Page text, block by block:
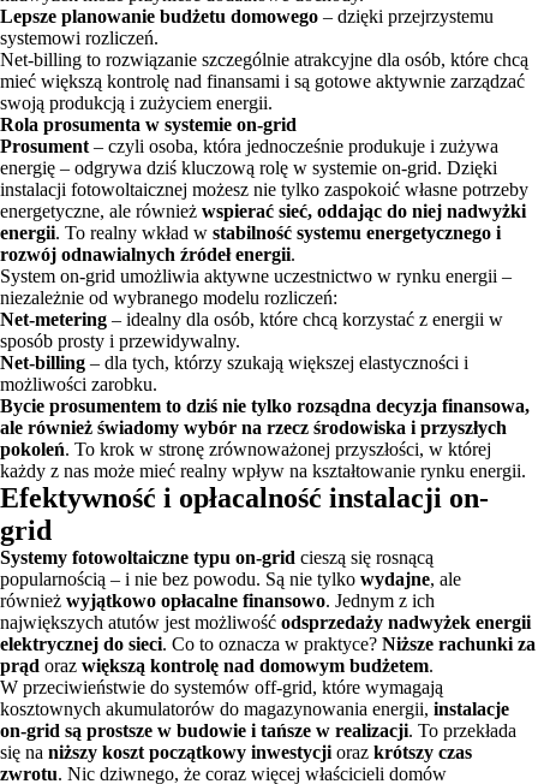
Lepsze planowanie budżetu domowego – dzięki przejrzystemu
systemowi rozliczeń.
Net-billing to rozwiązanie szczególnie atrakcyjne dla osób, które chcą
mieć większą kontrolę nad finansami i są gotowe aktywnie zarządzać
swoją produkcją i zużyciem energii.
Rola prosumenta w systemie on-grid
Prosument – czyli osoba, która jednocześnie produkuje i zużywa
energię – odgrywa dziś kluczową rolę w systemie on-grid. Dzięki
instalacji fotowoltaicznej możesz nie tylko zaspokoić własne potrzeby
energetyczne, ale również wspierać sieć, oddając do niej nadwyżki
energii. To realny wkład w stabilność systemu energetycznego i
rozwój odnawialnych źródeł energii.
System on-grid umożliwia aktywne uczestnictwo w rynku energii –
niezależnie od wybranego modelu rozliczeń:
Net-metering – idealny dla osób, które chcą korzystać z energii w
sposób prosty i przewidywalny.
Net-billing – dla tych, którzy szukają większej elastyczności i
możliwości zarobku.
Bycie prosumentem to dziś nie tylko rozsądna decyzja finansowa,
ale również świadomy wybór na rzecz środowiska i przyszłych
pokoleń. To krok w stronę zrównoważonej przyszłości, w której
każdy z nas może mieć realny wpływ na kształtowanie rynku energii.
Efektywność i opłacalność instalacji on-
grid
Systemy fotowoltaiczne typu on-grid cieszą się rosnącą
popularnością – i nie bez powodu. Są nie tylko wydajne, ale
również wyjątkowo opłacalne finansowo. Jednym z ich
największych atutów jest możliwość odsprzedaży nadwyżek energii
elektrycznej do sieci. Co to oznacza w praktyce? Niższe rachunki za
prąd oraz większą kontrolę nad domowym budżetem.
W przeciwieństwie do systemów off-grid, które wymagają
kosztownych akumulatorów do magazynowania energii, instalacje
on-grid są prostsze w budowie i tańsze w realizacji. To przekłada
się na niższy koszt początkowy inwestycji oraz krótszy czas
zwrotu. Nic dziwnego, że coraz więcej właścicieli domów